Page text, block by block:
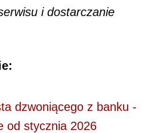
i dostarczanie
dzwoniącego z banku -
od stycznia 2026